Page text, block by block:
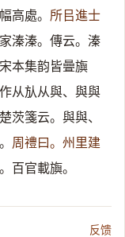
高處。 所㠯進士
溱溱。傳云。溱
宋本集韵皆曡旟
从㫃从與、與與
茨箋云。與與、
周禮曰。州里建
百官載旟。
反馈